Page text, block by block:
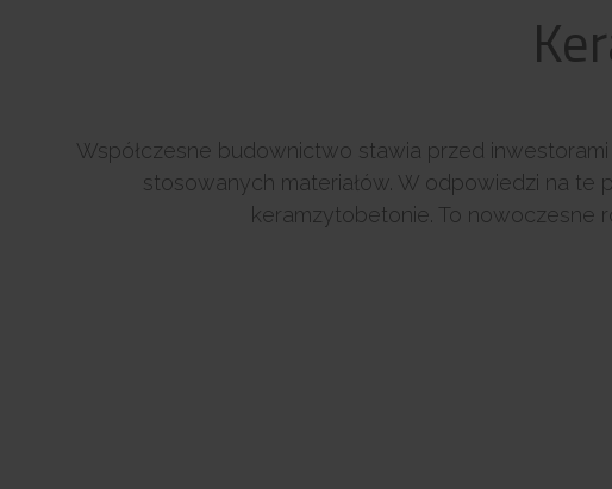
Współczesne budownictwo stawia przed
stosowanych materiałów. W odpowiedzi na
keramzytobetonie. To nowoczesne